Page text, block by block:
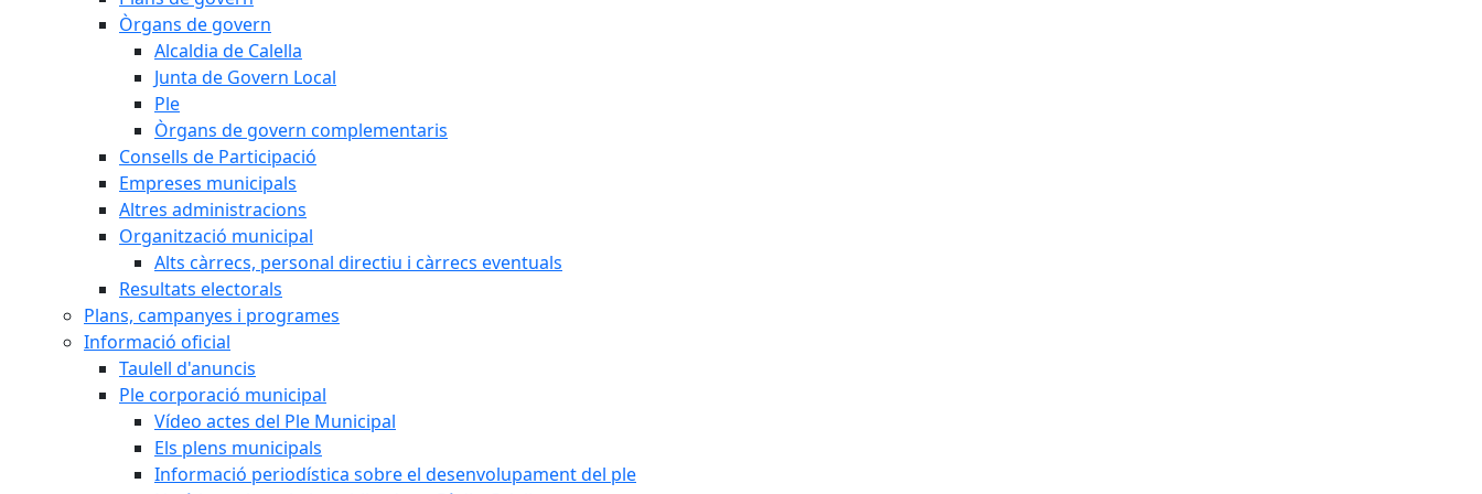
Òrgans de govern
Alcaldia de Calella
Junta de Govern Local
Ple
Òrgans de govern complementaris
Consells de Participació
Empreses municipals
Altres administracions
Organització municipal
Alts càrrecs, personal directiu i càrrecs eventuals
Resultats electorals
Plans, campanyes i programes
Informació oficial
Taulell d'anuncis
Ple corporació municipal
Vídeo actes del Ple Municipal
Els plens municipals
Informació periodística sobre el desenvolupament del ple